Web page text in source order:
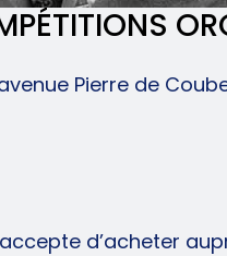
Pierre de
d’acheter